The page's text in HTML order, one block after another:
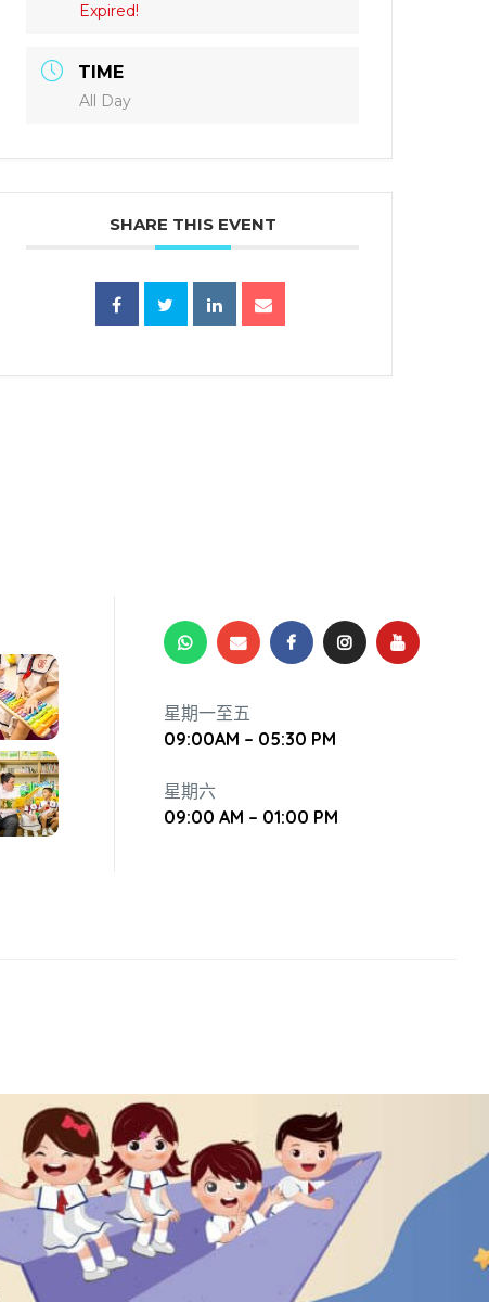
Expired!
TIME
All Day
SHARE THIS EVENT
星期一至五
09:00AM – 05:30 PM
星期六
09:00 AM – 01:00 PM